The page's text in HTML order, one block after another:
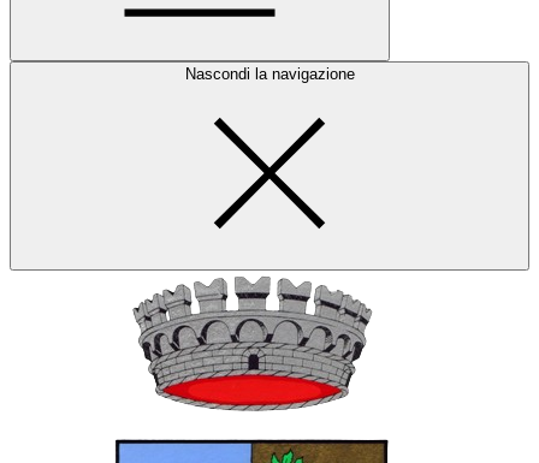
Nascondi la navigazione